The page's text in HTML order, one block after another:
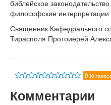
библейское
философские интерпретации
Священник Кафедрального
Тирасполя Протоиерей
0 (0
Комментарии